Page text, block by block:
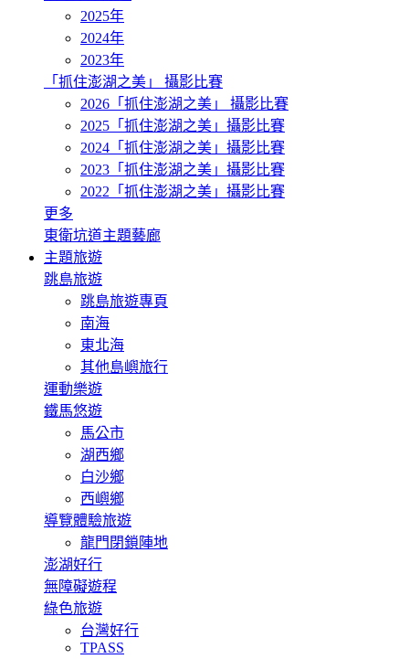
2025年
2024年
2023年
「抓住澎湖之美」 攝影比賽
2026「抓住澎湖之美」 攝影比賽
2025「抓住澎湖之美」攝影比賽
2024「抓住澎湖之美」攝影比賽
2023「抓住澎湖之美」攝影比賽
2022「抓住澎湖之美」攝影比賽
更多
東衛坑道主題藝廊
主題旅遊
跳島旅遊
跳島旅遊專頁
南海
東北海
其他島嶼旅行
運動樂遊
鐵馬悠遊
馬公市
湖西鄉
白沙鄉
西嶼鄉
導覽體驗旅遊
龍門閉鎖陣地
澎湖好行
無障礙遊程
綠色旅遊
台灣好行
TPASS